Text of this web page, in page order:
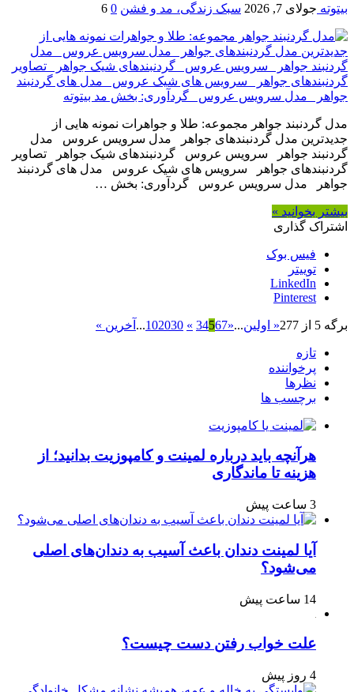
بیتوته جولای 7, 2026 سبک زندگی، مد و فشن 0
6
مدل گردنبند جواهر مجموعه: طلا و جواهرات نمونه هایی از
جدیدترین مدل گردنبندهای جواهر مدل سرویس عروس مدل
گردنبند جواهر سرویس عروس گردنبندهای شیک جواهر تصاویر
گردنبندهای جواهر سرویس های شیک عروس مدل های گردنبند
جواهر مدل سرویس عروس گردآوری: بخش …
بیشتر بخوانید »
اشتراک گذاری
فیس بوک
توییتر
LinkedIn
Pinterest
برگه 5 از 277 « اولین...
«
34567
»
102030
... آخرین »
تازه
پرخواننده
نظرها
برچسب ها
هرآنچه باید درباره لمینت و کامپوزیت بدانید؛ از
هزینه تا ماندگاری
3 ساعت پیش
آیا لمینت دندان باعث آسیب به دندان‌های اصلی
می‌شود؟
14 ساعت پیش
علت خواب رفتن دست چیست؟
4 روز پیش